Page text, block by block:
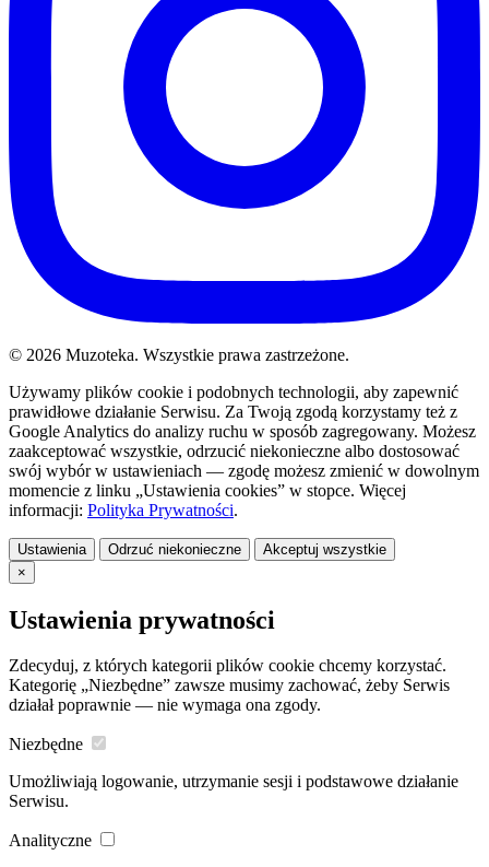
© 2026 Muzoteka. Wszystkie prawa zastrzeżone.
Używamy plików cookie i podobnych technologii, aby zapewnić
prawidłowe działanie Serwisu. Za Twoją zgodą korzystamy też z
Google Analytics do analizy ruchu w sposób zagregowany. Możesz
zaakceptować wszystkie, odrzucić niekonieczne albo dostosować
swój wybór w ustawieniach — zgodę możesz zmienić w dowolnym
momencie z linku „Ustawienia cookies” w stopce. Więcej
informacji: Polityka Prywatności.
Ustawienia Odrzuć niekonieczne
Akceptuj wszystkie
×
Ustawienia prywatności
Zdecyduj, z których kategorii plików cookie chcemy korzystać.
Kategorię „Niezbędne” zawsze musimy zachować, żeby Serwis
działał poprawnie — nie wymaga ona zgody.
Niezbędne
Umożliwiają logowanie, utrzymanie sesji i podstawowe działanie
Serwisu.
Analityczne